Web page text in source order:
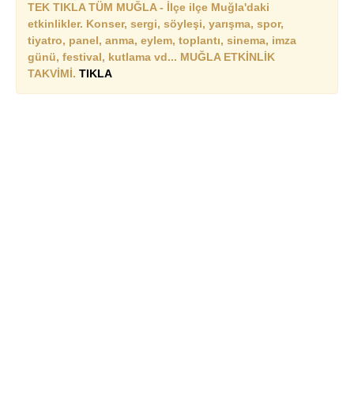
TEK TIKLA TÜM MUĞLA - İlçe ilçe Muğla'daki
etkinlikler. Konser, sergi, söyleşi, yarışma, spor,
tiyatro, panel, anma, eylem, toplantı, sinema, imza
günü, festival, kutlama vd... MUĞLA ETKİNLİK
TAKVİMİ. TIKLA